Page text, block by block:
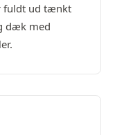
fuldt ud tænkt
dæk med